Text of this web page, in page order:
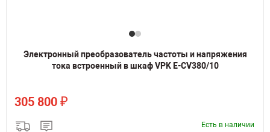
Электронный преобразователь частоты и напряжения
тока встроенный в шкаф VPK E-CV380/10
305 800 ₽
Есть в наличии